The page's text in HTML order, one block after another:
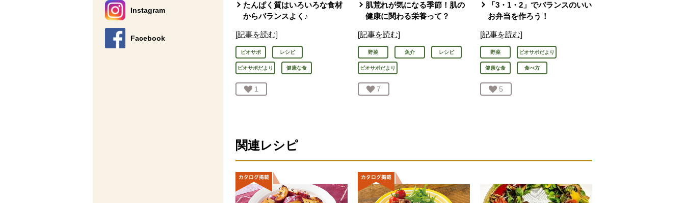
Instagram
別のウィンドウで開きます。
Facebook
別のウィンドウで開きます。
たんぱく質はいろいろな食材
からバランスよく♪
[記事を読む]
ビオサポ レシピ
ビオサポだより 健康な食
お気に入り登録：
1
肌荒れが気になる季節！肌の
健康に関わる栄養って？
[記事を読む]
野菜 魚介 レシピ
ビオサポだより
お気に入り登録：
7
「3・1・2」でバランスのいい
お弁当を作ろう！
[記事を読む]
野菜 ビオサポだより
健康な食 食べ方
お気に入り登録：
5
関連レシピ